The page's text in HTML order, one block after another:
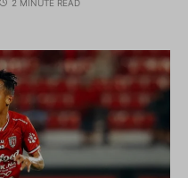
2 MINUTE READ